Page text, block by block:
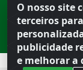
O nosso site
terceiros
publicidade
e melhorar a
13.669-899· CNPJ
© 2026 Atacado Ideal